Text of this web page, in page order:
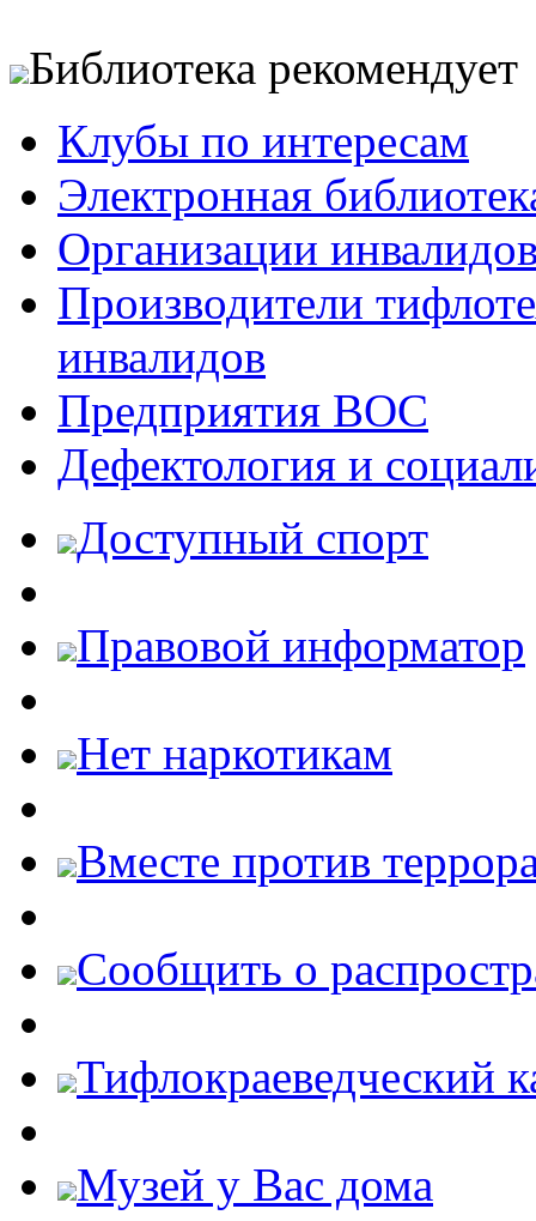
Библиотека рекомендует
Клубы по интересам
Электронная
Организации
Производители
инвалидов
Предприятия ВОС
Дефектология и
Доступный спорт
Правовой информатор
Нет наркотикам
Вместе против
Cообщить о
Тифлокраеведческий
Музей у Вас дома